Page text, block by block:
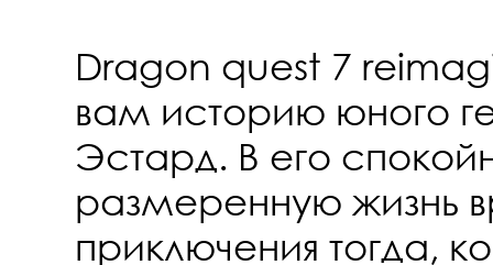
Dragon quest 7
вам историю юного
Эстард. В его
размеренную жизнь
приключения тогда,